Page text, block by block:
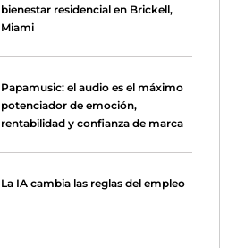
bienestar residencial en Brickell,
Miami
Papamusic: el audio es el máximo
potenciador de emoción,
rentabilidad y confianza de marca
La IA cambia las reglas del empleo